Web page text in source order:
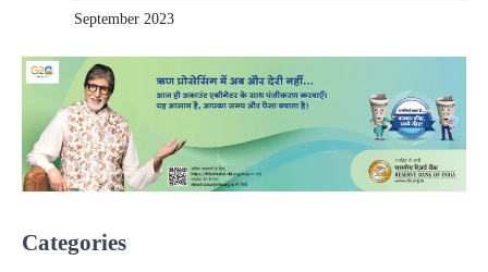
September 2023
Categories